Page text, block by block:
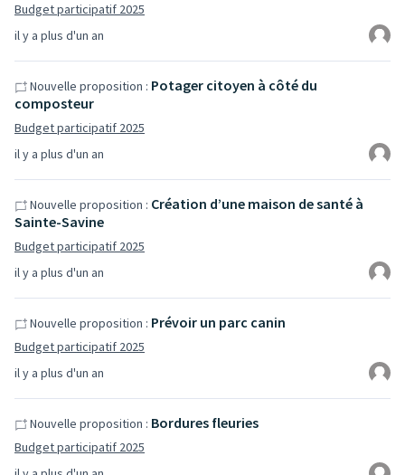
il y a plus d'un an
Budget participatif 2025
il y a plus d'un an
Nouvelle proposition : Potager citoyen à côté du
composteur
Budget participatif 2025
il y a plus d'un an
Nouvelle proposition : Création d’une maison de santé à
Sainte-Savine
Budget participatif 2025
il y a plus d'un an
Nouvelle proposition : Prévoir un parc canin
Budget participatif 2025
Nouvelle proposition : Bordures fleuries
Budget participatif 2025